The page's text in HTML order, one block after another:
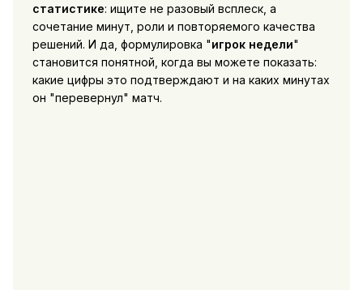
статистике: ищите не разовый всплеск, а
сочетание минут, роли и повторяемого качества
решений. И да, формулировка "игрок недели"
становится понятной, когда вы можете показать:
какие цифры это подтверждают и на каких минутах
он "перевернул" матч.